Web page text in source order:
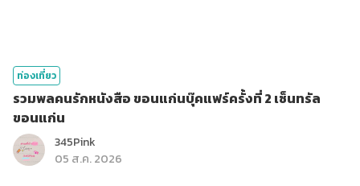
ท่องเที่ยว
รวมพลคนรักหนังสือ ขอนแก่นบุ๊คแฟร์ครั้งที่ 2 เซ็นทรัล
ขอนแก่น
345Pink
05 ส.ค. 2026